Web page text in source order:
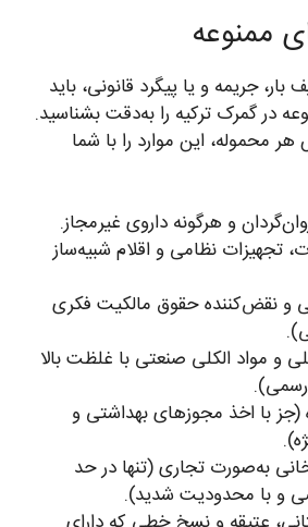
ممنوعه
بار، جریمه و یا پیگرد قانونی، باید
در گمرک ترکیه را به‌دقت بشناسید.
محموله، این موارد را با شما
و هرگونه داروی غیرمجاز.
تجهیزات نظامی و اقلام شبیه‌ساز
و نقض‌کننده حقوق مالکیت فکری
و مواد الکلی صنعتی با غلظت بالا
(جز با اخذ مجوزهای بهداشتی و
به‌صورت تجاری (تنها در حد
با محدودیت شدید).